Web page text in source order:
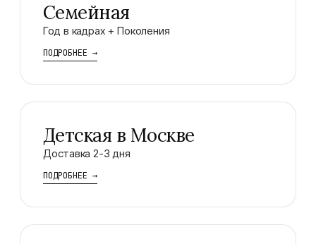
Семейная
Год в кадрах + Поколения
ПОДРОБНЕЕ →
Детская в Москве
Доставка 2-3 дня
ПОДРОБНЕЕ →